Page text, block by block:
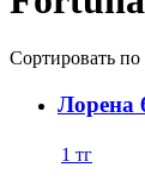
Сортировать по
Лорена
1 тг